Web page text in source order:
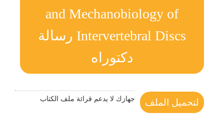
and Mechanobiology of
Intervertebral Discs رسالة
دكتوراه
لتحميل الملف جهازك لا يدعم قرائة ملف الكتاب